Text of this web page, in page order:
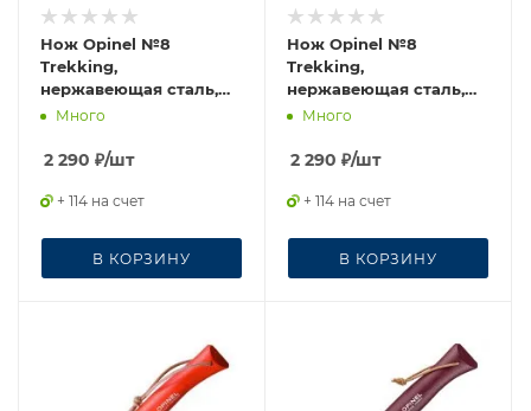
Нож Opinel №8
Trekking,
нержавеющая сталь,
синий, 002212
Много
2 290 ₽/шт
+ 114 на счет
В КОРЗИНУ
Нож Opinel №8
Trekking,
нержавеющая сталь,
кожаный темляк, хаки,
Много
2 290 ₽/шт
+ 114 на счет
В КОРЗИНУ